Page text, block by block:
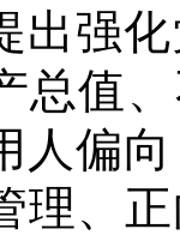
出强
总值
人偏
理、